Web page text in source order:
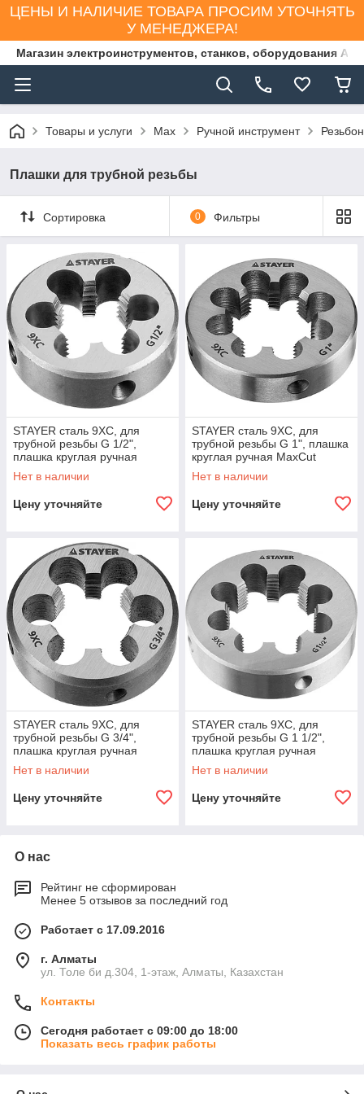
ЦЕНЫ И НАЛИЧИЕ ТОВАРА ПРОСИМ УТОЧНЯТЬ
У МЕНЕДЖЕРА!
Магазин электроинструментов, станков, оборудования
Товары и услуги Max Ручной инструмент
Плашки для трубной резьбы
Сортировка 0 Фильтры
STAYER сталь 9ХС, для
трубной резьбы G 1/2",
плашка круглая ручная
MaxCut 28029-1/2
Нет в наличии
Цену уточняйте
STAYER сталь 9ХС, для
трубной резьбы G 1", плашка
круглая ручная MaxCut
28029-1
Нет в наличии
Цену уточняйте
STAYER сталь 9ХС, для
трубной резьбы G 3/4",
плашка круглая ручная
MaxCut 28029-3/4
Нет в наличии
Цену уточняйте
STAYER сталь 9ХС, для
трубной резьбы G 1 1/2",
плашка круглая ручная
MaxCut 28029-3/2
Нет в наличии
Цену уточняйте
О нас
Рейтинг не сформирован
Менее 5 отзывов за последний год
Работает с 17.09.2016
г. Алматы
ул. Толе би д.304, 1-этаж, Алматы, Казахстан
Контакты
Сегодня работает с 09:00 до 18:00
Показать весь график работы